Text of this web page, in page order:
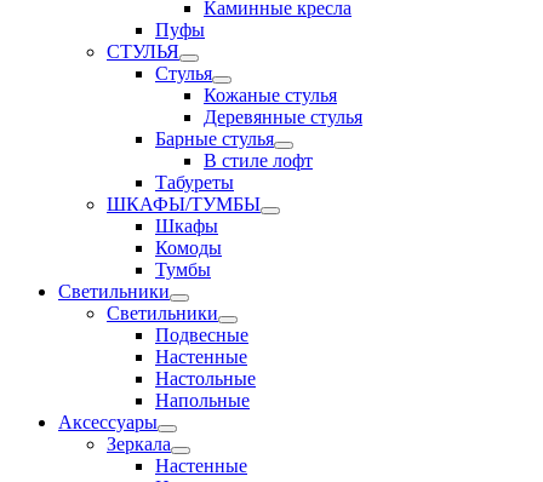
Каминные кресла
Пуфы
СТУЛЬЯ
Стулья
Кожаные стулья
Деревянные стулья
Барные стулья
В стиле лофт
Табуреты
ШКАФЫ/ТУМБЫ
Шкафы
Комоды
Тумбы
Светильники
Светильники
Подвесные
Настенные
Настольные
Напольные
Аксессуары
Зеркала
Настенные